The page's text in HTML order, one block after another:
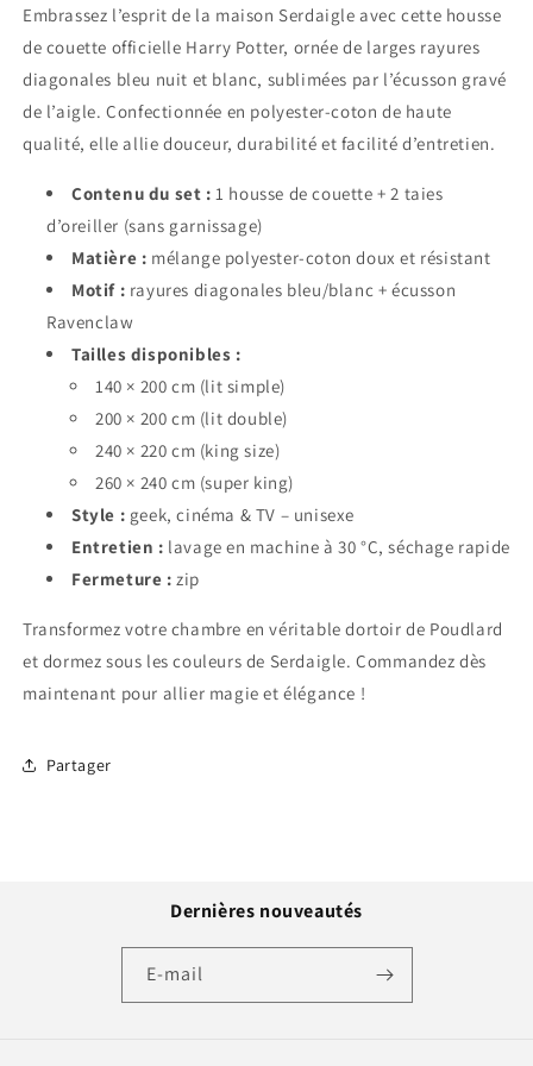
Embrassez l’esprit de la maison Serdaigle avec cette housse
de couette officielle Harry Potter, ornée de larges rayures
diagonales bleu nuit et blanc, sublimées par l’écusson gravé
de l’aigle. Confectionnée en polyester-coton de haute
qualité, elle allie douceur, durabilité et facilité d’entretien.
Contenu du set : 1 housse de couette + 2 taies
d’oreiller (sans garnissage)
Matière : mélange polyester-coton doux et résistant
Motif : rayures diagonales bleu/blanc + écusson
Ravenclaw
Tailles disponibles :
140 × 200 cm (lit simple)
200 × 200 cm (lit double)
240 × 220 cm (king size)
260 × 240 cm (super king)
Style : geek, cinéma & TV – unisexe
Entretien : lavage en machine à 30 °C, séchage rapide
Fermeture : zip
Transformez votre chambre en véritable dortoir de Poudlard
et dormez sous les couleurs de Serdaigle. Commandez dès
maintenant pour allier magie et élégance !
Partager
Dernières nouveautés
E-mail